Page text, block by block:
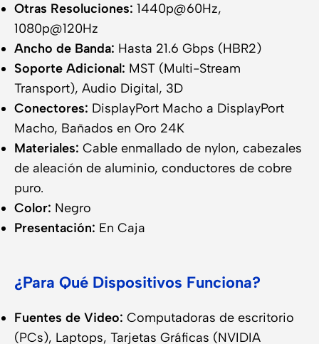
Otras Resoluciones: 1440p@60Hz,
1080p@120Hz
Ancho de Banda: Hasta 21.6 Gbps (HBR2)
Soporte Adicional: MST (Multi-Stream
Transport), Audio Digital, 3D
Conectores: DisplayPort Macho a DisplayPort
Macho, Bañados en Oro 24K
Materiales: Cable enmallado de nylon, cabezales
de aleación de aluminio, conductores de cobre
puro.
Color: Negro
Presentación: En Caja
¿Para Qué Dispositivos Funciona?
Fuentes de Video: Computadoras de escritorio
(PCs), Laptops, Tarjetas Gráficas (NVIDIA